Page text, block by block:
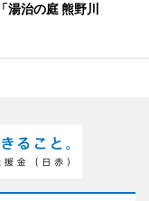
湯治の庭 熊野川